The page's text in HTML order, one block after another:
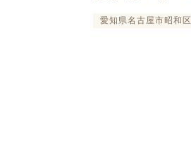
愛知県名古屋市昭和区